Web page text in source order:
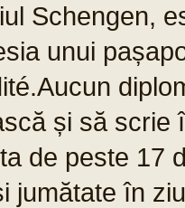
Schengen,
unui
și să scrie
de peste 17
jumătate în